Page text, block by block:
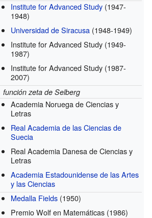
Institute for Advanced Study (1947-
1948)
Universidad de Siracusa (1948-1949)
Institute for Advanced Study (1949-
1987)
Institute for Advanced Study (1987-
2007)
función zeta de Selberg
Academia Noruega de Ciencias y
Letras
Real Academia de las Ciencias de
Suecia
Real Academia Danesa de Ciencias y
Letras
Academia Estadounidense de las Artes
y las Ciencias
Medalla Fields (1950)
Premio Wolf en Matemáticas (1986)